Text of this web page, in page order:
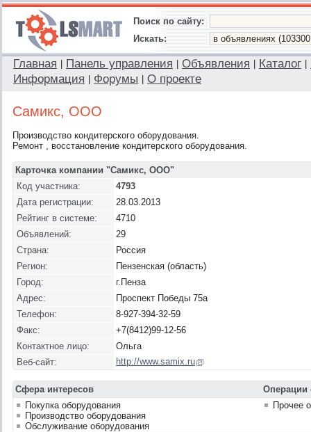
Поиск по сайту:
Искать:
Главная Панель управления Объявления Каталог
Информация
Форумы О проекте
Самикс, ООО
Производство кондитерского оборудования.
Ремонт , восстановление кондитерского оборудования.
Карточка компании "Самикс, ООО"
Код участника:
4793
Дата регистрации:
28.03.2013
Рейтинг в системе:
4710
Объявлений:
29
Страна:
Россия
Регион:
Пензенская (область)
Город:
г.Пенза
Адрес:
Проспект Победы 75а
Телефон:
8-927-394-32-59
Факс:
+7(8412)99-12-56
Контактное лицо:
Ольга
Веб-сайт:
http://www.samix.ru
Сфера интересов
Операции
Покупка оборудования
Производство оборудования
Обслуживание оборудования
Прочее